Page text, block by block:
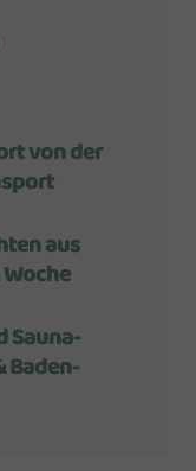
von der
aus
Sauna-
Baden-